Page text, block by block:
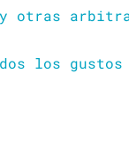
y otras
los gustos